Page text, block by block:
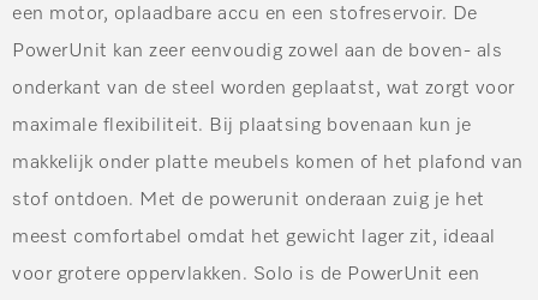
een motor, oplaadbare accu en een stofreservoir. De
PowerUnit kan zeer eenvoudig zowel aan de boven- als
onderkant van de steel worden geplaatst, wat zorgt voor
maximale flexibiliteit. Bij plaatsing bovenaan kun je
makkelijk onder platte meubels komen of het plafond van
stof ontdoen. Met de powerunit onderaan zuig je het
meest comfortabel omdat het gewicht lager zit, ideaal
voor grotere oppervlakken. Solo is de PowerUnit een